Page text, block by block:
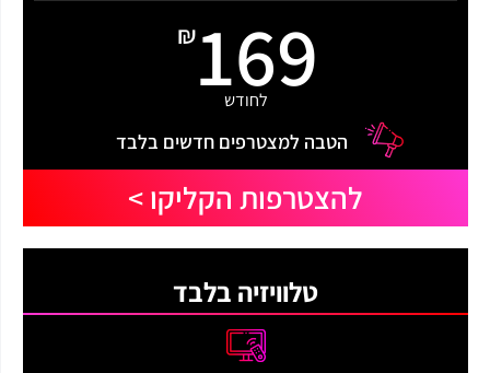
₪ 169
לחודש
הטבה למצטרפים חדשים בלבד
להצטרפות הקליקו >
טלוויזיה בלבד